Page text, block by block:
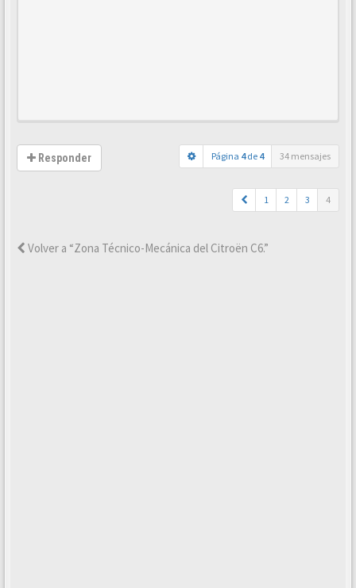
Responder Página 4de 4 34 mensajes
1 2 3 4
Volver a “Zona Técnico-Mecánica del Citroën C6.”